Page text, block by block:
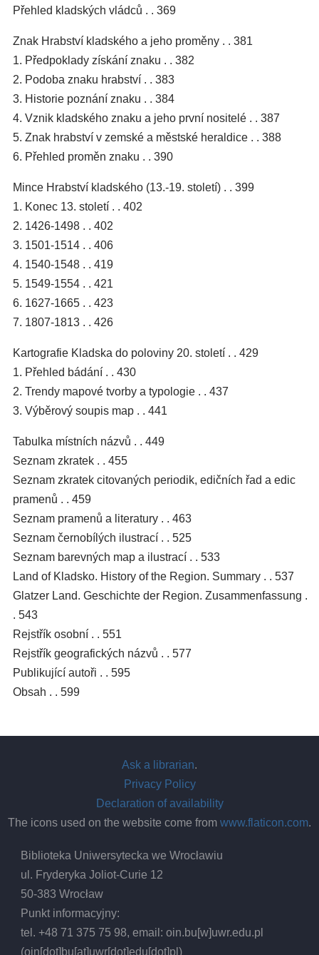
Přehled kladských vládců . . 369
Znak Hrabství kladského a jeho proměny . . 381
1. Předpoklady získání znaku . . 382
2. Podoba znaku hrabství . . 383
3. Historie poznání znaku . . 384
4. Vznik kladského znaku a jeho první nositelé . . 387
5. Znak hrabství v zemské a městské heraldice . . 388
6. Přehled proměn znaku . . 390
Mince Hrabství kladského (13.-19. století) . . 399
1. Konec 13. století . . 402
2. 1426-1498 . . 402
3. 1501-1514 . . 406
4. 1540-1548 . . 419
5. 1549-1554 . . 421
6. 1627-1665 . . 423
7. 1807-1813 . . 426
Kartografie Kladska do poloviny 20. století . . 429
1. Přehled bádání . . 430
2. Trendy mapové tvorby a typologie . . 437
3. Výběrový soupis map . . 441
Tabulka místních názvů . . 449
Seznam zkratek . . 455
Seznam zkratek citovaných periodik, edičních řad a edic
pramenů . . 459
Seznam pramenů a literatury . . 463
Seznam černobílých ilustrací . . 525
Seznam barevných map a ilustrací . . 533
Land of Kladsko. History of the Region. Summary . . 537
Glatzer Land. Geschichte der Region. Zusammenfassung .
. 543
Rejstřík osobní . . 551
Rejstřík geografických názvů . . 577
Publikující autoři . . 595
Obsah . . 599
Ask a librarian.
Privacy Policy
Declaration of availability
The icons used on the website come from www.flaticon.com.
Biblioteka Uniwersytecka we Wrocławiu
ul. Fryderyka Joliot-Curie 12
50-383 Wrocław
Punkt informacyjny:
tel. +48 71 375 75 98, email:oin.bu[w]uwr.edu.pl
(oin[dot]bu[at]uwr[dot]edu[dot]pl)